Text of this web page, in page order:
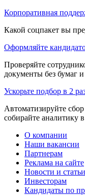
Корпоративная
Какой соцпакет вы
Оформляйте
Проверяйте
документы без бумаг
Ускорьте подбор в 2
Автоматизируйте
собирайте аналитику
О компании
Наши вакансии
Партнерам
Реклама на сайте
Новости и статьи
Инвесторам
Кандидаты по